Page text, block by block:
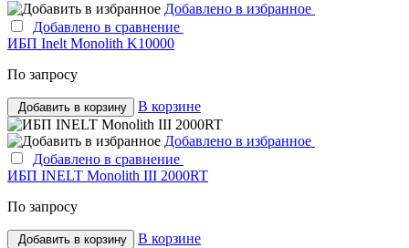
Добавлено в избранное
Добавлено в сравнение
ИБП Inelt Monolith K10000
По запросу
Добавить в корзину В корзине
Добавлено в избранное
Добавлено в сравнение
ИБП INELT Monolith III 2000RT
По запросу
Добавить в корзину В корзине